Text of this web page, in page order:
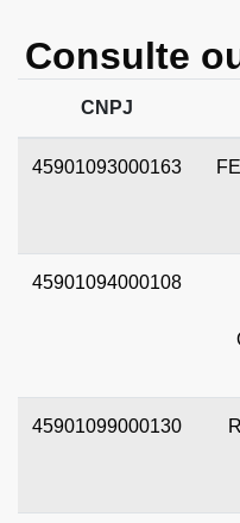
Consulte
CNPJ
45901093000163
45901094000108
45901099000130